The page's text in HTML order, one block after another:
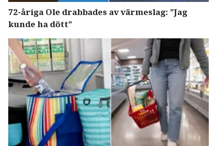
72-åriga Ole drabbades av värmeslag: ”Jag
kunde ha dött”